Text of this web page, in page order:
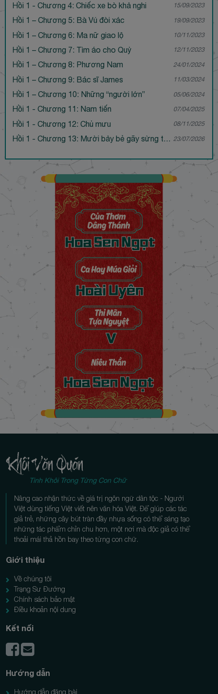
Hồi 1 - Chương 4: Chiếc xe bò khả nghi 15/09/2023
Hồi 1 – Chương 5: Bà Vú đòi xác 19/09/2023
Hồi 1 – Chương 6: Ma nữ giao lộ 10/11/2023
Hồi 1 – Chương 7: Tìm áo cho Quỷ 12/11/2023
Hồi 1 – Chương 8: Phương Nam 24/01/2024
Hồi 1 – Chương 9: Bác sĩ James 11/03/2024
Hồi 1 – Chương 10: Những “người lớn” 05/06/2024
Hồi 1 - Chương 11: Nam tiến 07/04/2025
Hồi 1 - Chương 12: Chủ mưu 08/11/2025
Hồi 1 - Chương 13: Mười bảy bẻ gãy sừng trâu (1) 23/07/2026
Tinh Khôi Trong Từng Con Chữ
Nâng cao nhận thức về giá trị ngôn ngữ dân tộc - Người
Việt dùng tiếng Việt viết nên văn hóa Việt. Để giúp các tác
giả trẻ, những cây bút tràn đầy nhựa sống có thể sáng tạo
những tác phẩm chỉn chu hơn, một nơi mà độc giả có thể
thoải mái thả hồn bay theo từng con chữ.
Giới thiệu
Về chúng tôi
Trạng Sư Đường
Chính sách bảo mật
Điều khoản nội dung
Kết nối
Hướng dẫn
Hướng dẫn đăng bài